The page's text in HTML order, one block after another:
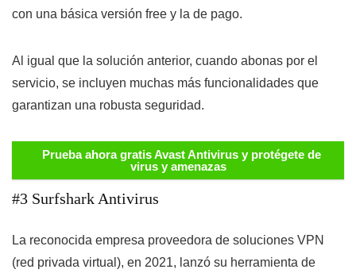
con una básica versión free y la de pago.
Al igual que la solución anterior, cuando abonas por el
servicio, se incluyen muchas más funcionalidades que
garantizan una robusta seguridad.
Prueba ahora gratis Avast Antivirus y protégete de
virus y amenazas
#3 Surfshark Antivirus
La reconocida empresa proveedora de soluciones VPN
(red privada virtual), en 2021, lanzó su herramienta de